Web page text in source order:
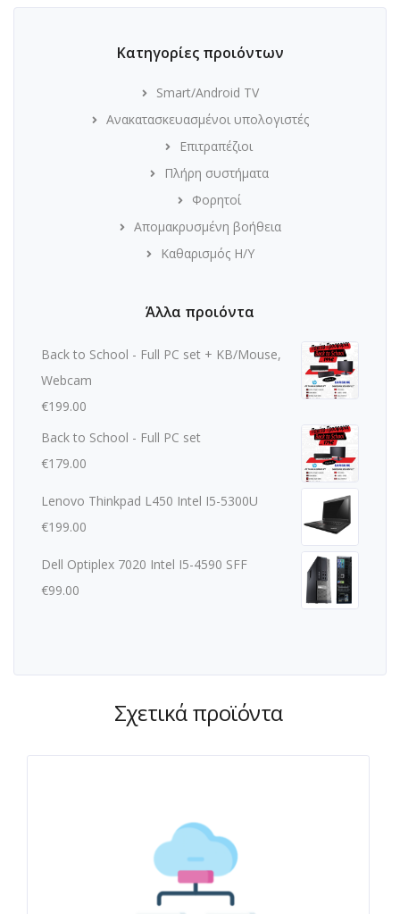
Κατηγορίες προιόντων
Smart/Android TV
Ανακατασκευασμένοι υπολογιστές
Επιτραπέζιοι
Πλήρη συστήματα
Φορητοί
Απομακρυσμένη βοήθεια
Καθαρισμός Η/Υ
Άλλα προιόντα
Back to School - Full PC set + KB/Mouse,
Webcam
€199.00
Back to School - Full PC set
€179.00
Lenovo Thinkpad L450 Intel I5-5300U
€199.00
Dell Optiplex 7020 Intel I5-4590 SFF
€99.00
Σχετικά προϊόντα